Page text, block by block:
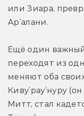
или Зиара,
Ар’алани.
Ещё один
переходят из
меняют оба
Киву’рау’нуру
Митт, стал